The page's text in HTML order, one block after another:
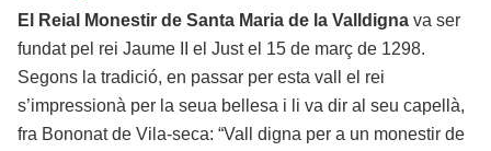
El Reial Monestir de Santa Maria de la Valldigna va ser
fundat pel rei Jaume II el Just el 15 de març de 1298.
Segons la tradició, en passar per esta vall el rei
s’impressionà per la seua bellesa i li va dir al seu capellà,
fra Bononat de Vila-seca: “Vall digna per a un monestir de